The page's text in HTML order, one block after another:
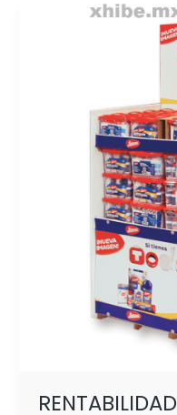
RENTABILIDAD
CONFIANZA
CONSUMIDOR
POTENCIA